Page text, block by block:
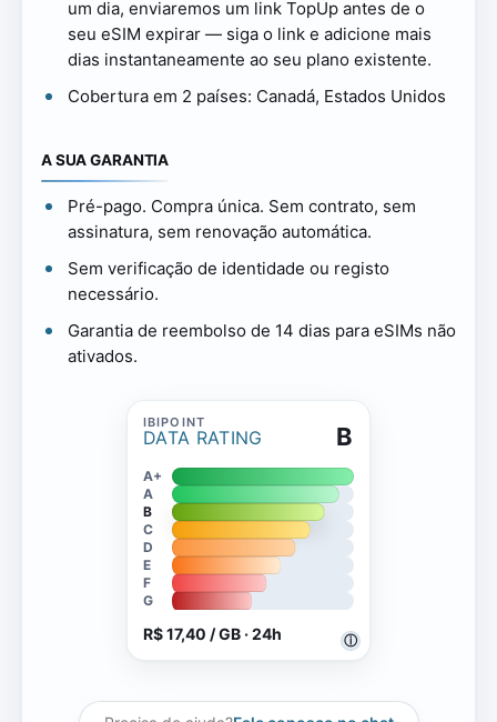
um dia, enviaremos um link TopUp antes de o
seu eSIM expirar — siga o link e adicione mais
dias instantaneamente ao seu plano existente.
Cobertura em 2 países: Canadá, Estados Unidos
A SUA GARANTIA
Pré-pago. Compra única. Sem contrato, sem
assinatura, sem renovação automática.
Sem verificação de identidade ou registo
necessário.
Garantia de reembolso de 14 dias para eSIMs não
ativados.
DATA RATING
ⓘ
B
A+
A
B
C
D
E
F
G
R$ 17,40 / GB · 24h